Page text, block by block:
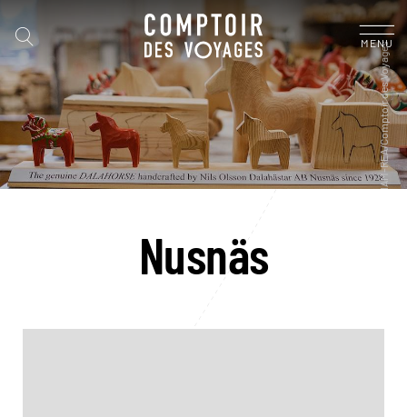
MENU
Nusnäs